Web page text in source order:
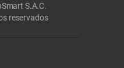
S.A.C.
reservados